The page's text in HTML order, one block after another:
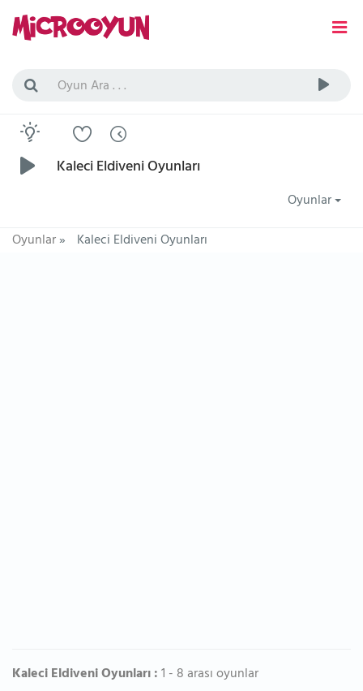
Kaleci Eldiveni Oyunları
Oyunlar
Oyunlar» Kaleci Eldiveni Oyunları
Kaleci Eldiveni Oyunları :1 - 8 arası oyunlar